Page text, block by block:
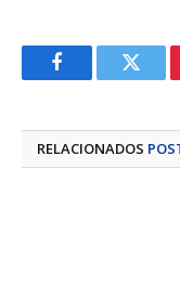
Facebook
RELACIONADOS